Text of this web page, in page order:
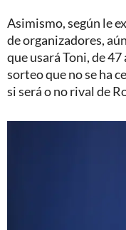
Asimismo, según le
de organizadores,
que usará Toni, de
sorteo que no se ha
si será o no rival de